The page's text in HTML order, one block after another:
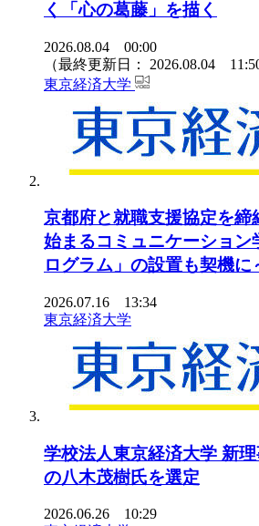
く「心の葛藤」を描く
2026.08.04 00:00
（最終更新日： 2026.08.04
東京経済大学
京都府と就職支援協定を締
始まるコミュニケーション
ログラム」の設置も契機に
2026.07.16 13:34
東京経済大学
学校法人東京経済大学 新
の八木茂樹氏を選定
2026.06.26 10:29